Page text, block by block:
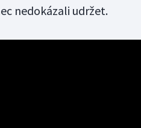
nedokázali udržet.